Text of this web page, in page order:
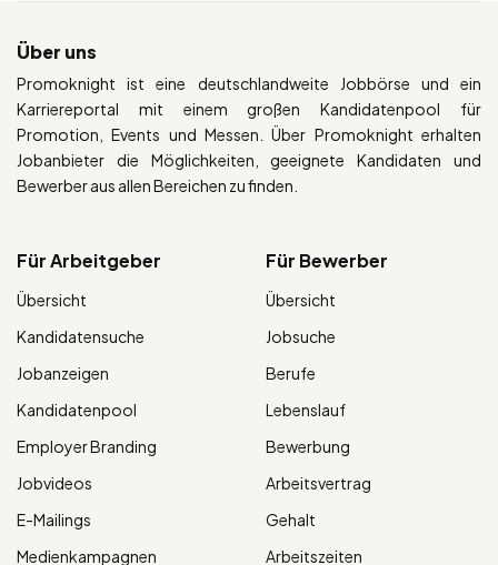
Über uns
Promoknight ist eine deutschlandweite Jobbörse und ein
Karriereportal mit einem großen Kandidatenpool für
Promotion, Events und Messen. Über Promoknight erhalten
Jobanbieter die Möglichkeiten, geeignete Kandidaten und
Bewerber aus allen Bereichen zu finden.
Für Arbeitgeber
Übersicht
Kandidatensuche
Jobanzeigen
Kandidatenpool
Employer Branding
Jobvideos
E-Mailings
Medienkampagnen
Für Bewerber
Übersicht
Jobsuche
Berufe
Lebenslauf
Bewerbung
Arbeitsvertrag
Gehalt
Arbeitszeiten